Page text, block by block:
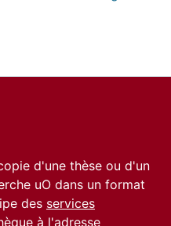
d'une thèse ou d'un
uO dans un format
des services
à l'adresse